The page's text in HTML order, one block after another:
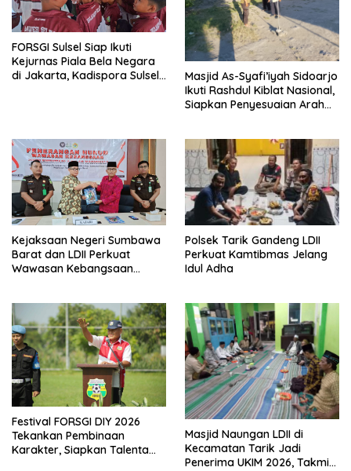
FORSGI Sulsel Siap Ikuti
Kejurnas Piala Bela Negara
di Jakarta, Kadispora Sulsel
Masjid As-Syafi’iyah Sidoarjo
Ikuti Rashdul Kiblat Nasional,
Siapkan Penyesuaian Arah
Kejaksaan Negeri Sumbawa
Barat dan LDII Perkuat
Wawasan Kebangsaan
Polsek Tarik Gandeng LDII
Perkuat Kamtibmas Jelang
Idul Adha
Festival FORSGI DIY 2026
Tekankan Pembinaan
Karakter, Siapkan Talenta
Masjid Naungan LDII di
Kecamatan Tarik Jadi
Penerima UKIM 2026, Takmir